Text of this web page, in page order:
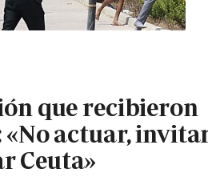
que recibieron
«No actuar,
Ceuta»